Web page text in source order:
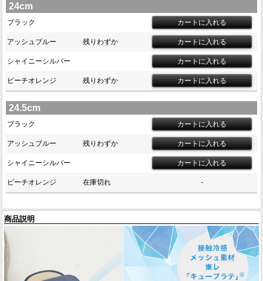
24cm
ブラック
アッシュブルー 残りわずか
シャイニーシルバー
ピーチオレンジ 残りわずか
24.5cm
ブラック
アッシュブルー 残りわずか
シャイニーシルバー
ピーチオレンジ 在庫切れ -
商品説明